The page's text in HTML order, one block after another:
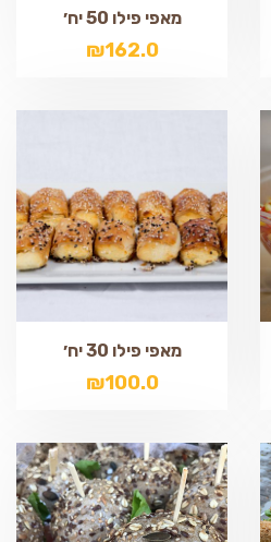
מאפי פילו 50 יח׳
₪162.0
מאפי פילו 30 יח׳
₪100.0